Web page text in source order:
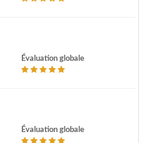
Évaluation globale
Évaluation globale